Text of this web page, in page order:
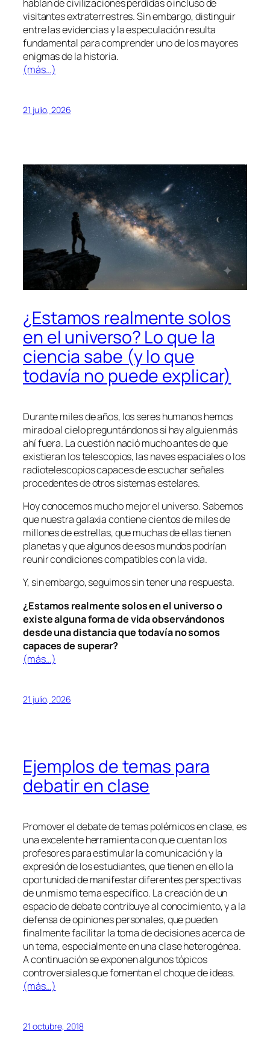
hablan de civilizaciones perdidas o incluso de
visitantes extraterrestres. Sin embargo, distinguir
entre las evidencias y la especulación resulta
fundamental para comprender uno de los mayores
enigmas de la historia.
(más…)
21 julio, 2026
¿Estamos realmente solos
en el universo? Lo que la
ciencia sabe (y lo que
todavía no puede explicar)
Durante miles de años, los seres humanos hemos
mirado al cielo preguntándonos si hay alguien más
ahí fuera. La cuestión nació mucho antes de que
existieran los telescopios, las naves espaciales o los
radiotelescopios capaces de escuchar señales
procedentes de otros sistemas estelares.
Hoy conocemos mucho mejor el universo. Sabemos
que nuestra galaxia contiene cientos de miles de
millones de estrellas, que muchas de ellas tienen
planetas y que algunos de esos mundos podrían
reunir condiciones compatibles con la vida.
Y, sin embargo, seguimos sin tener una respuesta.
¿Estamos realmente solos en el universo o
existe alguna forma de vida observándonos
desde una distancia que todavía no somos
capaces de superar?
(más…)
21 julio, 2026
Ejemplos de temas para
debatir en clase
Promover el debate de temas polémicos en clase, es
una excelente herramienta con que cuentan los
profesores para estimular la comunicación y la
expresión de los estudiantes, que tienen en ello la
oportunidad de manifestar diferentes perspectivas
de un mismo tema específico. La creación de un
espacio de debate contribuye al conocimiento, y a la
defensa de opiniones personales, que pueden
finalmente facilitar la toma de decisiones acerca de
un tema, especialmente en una clase heterogénea.
A continuación se exponen algunos tópicos
controversiales que fomentan el choque de ideas.
(más…)
21 octubre, 2018